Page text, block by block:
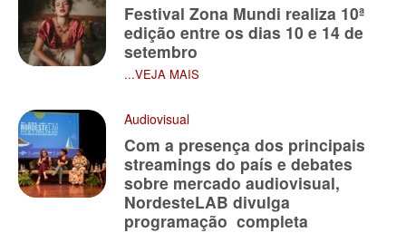
Festival Zona Mundi realiza 10ª
edição entre os dias 10 e 14 de
setembro
...VEJA MAIS
Audiovisual
Com a presença dos principais
streamings do país e debates
sobre mercado audiovisual,
NordesteLAB divulga
programação completa